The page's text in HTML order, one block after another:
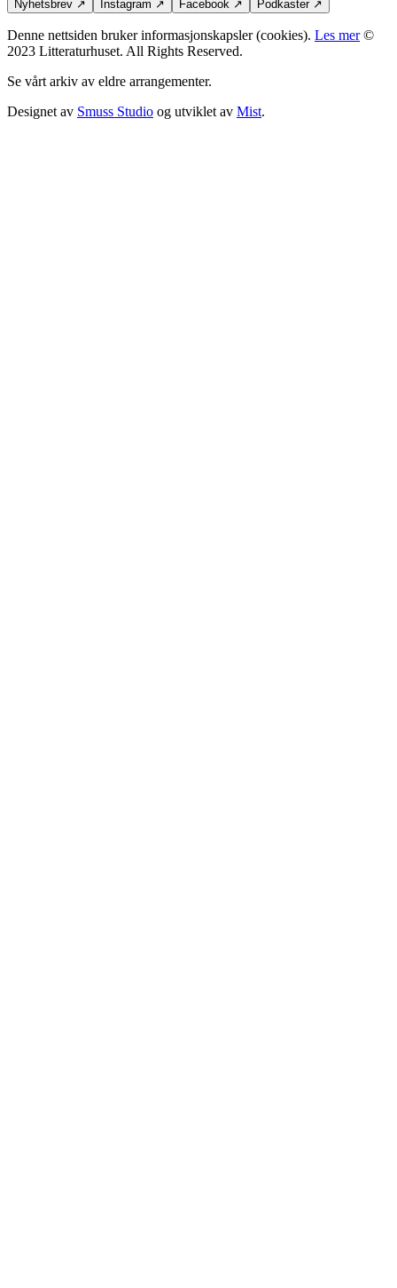
Nyhetsbrev ↗ Instagram ↗ Facebook ↗ Podkaster↗
Denne nettsiden bruker informasjonskapsler (cookies). Les mer©
2023 Litteraturhuset. All Rights Reserved.
Se vårt arkiv av eldre arrangementer.
Designet av Smuss Studio og utviklet av Mist.